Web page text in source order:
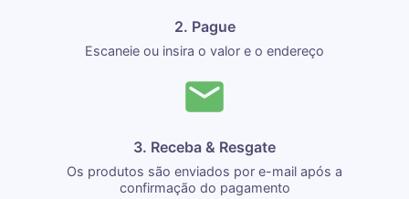
2. Pague
Escaneie ou insira o valor e o endereço
3. Receba & Resgate
Os produtos são enviados por e-mail após a
confirmação do pagamento